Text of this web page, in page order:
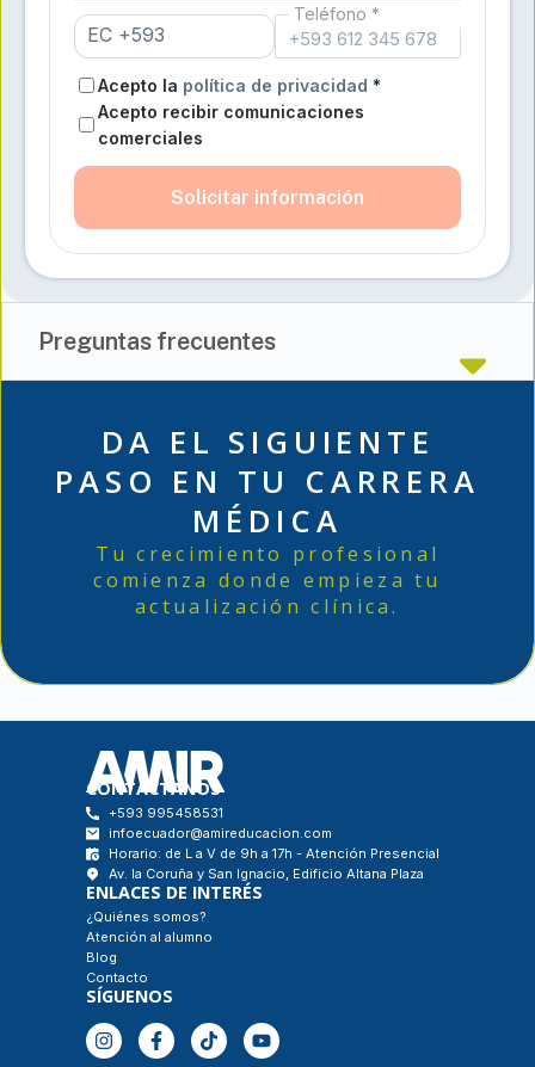
Teléfono *
Acepto la política de privacidad *
Acepto recibir comunicaciones
comerciales
Solicitar información
Preguntas frecuentes
DA EL SIGUIENTE
PASO EN TU CARRERA
MÉDICA
Tu crecimiento profesional
comienza donde empieza tu
actualización clínica.
CONTÁCTANOS
+593 995458531
infoecuador@amireducacion.com
Horario: de L a V de 9h a 17h - Atención Presencial
Av. la Coruña y San Ignacio, Edificio Altana Plaza
ENLACES DE INTERÉS
¿Quiénes somos?
Atención al alumno
Blog
Contacto
SÍGUENOS